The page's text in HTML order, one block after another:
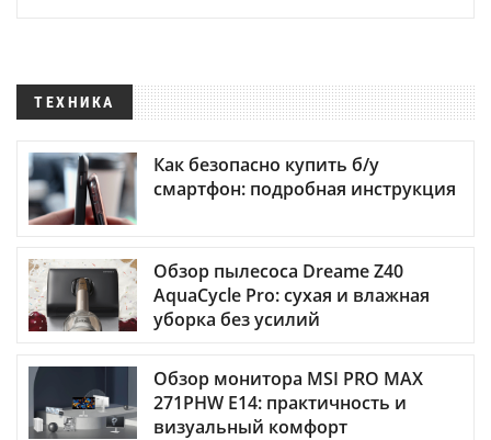
ТЕХНИКА
Как безопасно купить б/у
смартфон: подробная инструкция
Обзор пылесоса Dreame Z40
AquaCycle Pro: сухая и влажная
уборка без усилий
Обзор монитора MSI PRO MAX
271PHW E14: практичность и
визуальный комфорт